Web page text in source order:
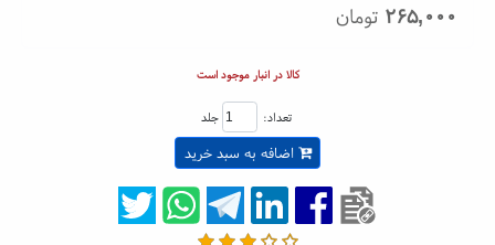
۲۶۵,۰۰۰ تومان
کالا در انبار موجود است
تعداد: جلد
اضافه به سبد خرید